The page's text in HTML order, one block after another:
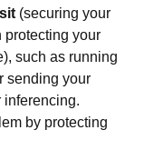
(securing your
protecting your
such as running
sending your
inferencing.
by protecting